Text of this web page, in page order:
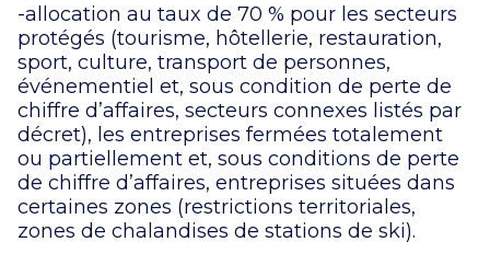
-allocation au taux de 70 % pour les secteurs
protégés (tourisme, hôtellerie, restauration,
sport, culture, transport de personnes,
événementiel et, sous condition de perte de
chiffre d’affaires, secteurs connexes listés par
décret), les entreprises fermées totalement
ou partiellement et, sous conditions de perte
de chiffre d’affaires, entreprises situées dans
certaines zones (restrictions territoriales,
zones de chalandises de stations de ski).